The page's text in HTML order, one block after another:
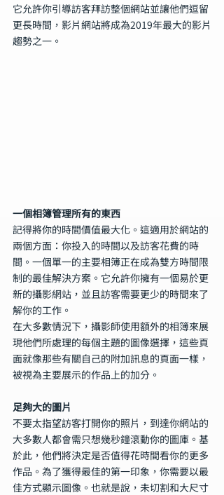
它允許你引導訪客拜訪整個網站並讓他們逗留
更長時間，影片網站將成為2019年最大的影片
趨勢之一。
一個相簿管理所有的東西
記得將你的時間價值最大化。這適用於網站的
兩個方面：你投入的時間以及訪客花費的時
間。一個單一的主要相簿正在成為雙方時間限
制的最佳解決方案。它允許你擁有一個易於更
新的攝影網站，並且訪客需要更少的時間來了
解你的工作。
在大多數情況下，攝影師使用額外的相簿來展
現他們所處理的每個主題的圖像選擇，這些頁
面就像那些有關自己的附加訊息的頁面一樣，
被視為主要展示的作品上的加分。
足夠大的圖片
不要太指望訪客打開你的照片，到達你網站的
大多數人都會需只想幾秒鐘滾動你的圖庫。基
於此，他們將決定是否值得花時間看你的更多
作品。為了獲得最佳的第一印象，你需要以最
佳方式顯示圖像。也就是說，未切割和大尺寸